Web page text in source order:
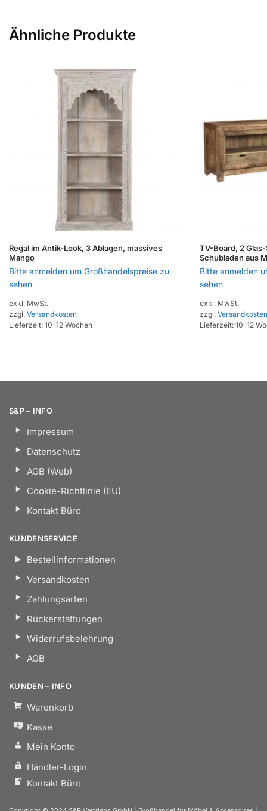
Ähnliche Produkte
Regal im Antik-Look, 3 Ablagen, massives
Mango
Bitte anmelden um Großhandelspreise zu
sehen
exkl. MwSt.
zzgl. Versandkosten
Lieferzeit: 10-12 Wochen
TV-Board, 2
Schubladen aus
Bitte anmelden
sehen
exkl. MwSt.
zzgl. Versandkosten
Lieferzeit: 10-12
S&P – INFO
Impressum
Datenschutz
AGB (Web)
Cookie-Richtlinie (EU)
Kontakt Büro
KUNDENSERVICE
Bestellinformationen
Versandkosten
Zahlungsarten
Rückerstattungen
Widerrufsbelehrung
AGB
KUNDEN – INFO
Warenkorb
Kasse
Mein Konto
Händler-Login
Kontakt Büro